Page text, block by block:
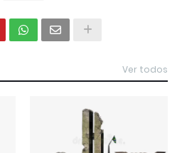
Ver todos